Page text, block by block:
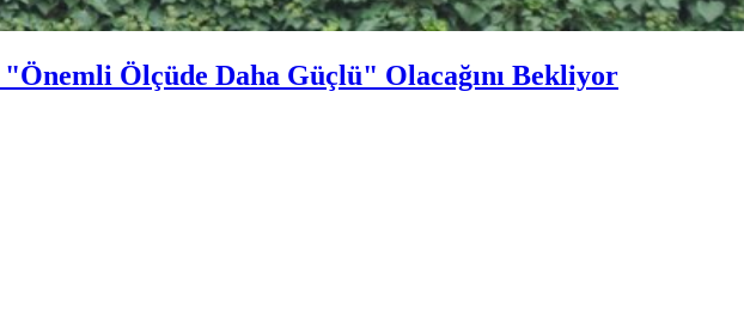
Ölçüde Daha Güçlü" Olacağını Bekliyor